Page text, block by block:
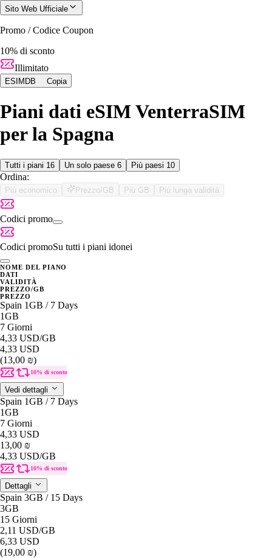
Sito Web Ufficiale
Promo / Codice Coupon
10% di sconto
Illimitato
ESIMDB Copia
Piani dati eSIM VenterraSIM
per la Spagna
Tutti i piani 16 Un solo paese 6 Più paesi 10
Ordina:
Più economico Prezzo/GB Più GB Più lunga validità
Codici promo
Codici promoSu tutti i piani idonei
NOME DEL PIANO
DATI
VALIDITÀ
PREZZO/GB
PREZZO
Spain 1GB / 7 Days
1GB
7 Giorni
4,33 USD/GB
4,33 USD
(13,00 ₪)
10% di sconto
Vedi dettagli
Spain 1GB / 7 Days
1GB
7 Giorni
4,33 USD
13,00 ₪
4,33 USD/GB
10% di sconto
Dettagli
Spain 3GB / 15 Days
3GB
15 Giorni
2,11 USD/GB
6,33 USD
(19,00 ₪)